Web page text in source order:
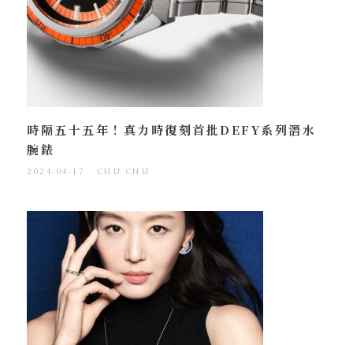
時隔五十五年！真力時復刻首批DEFY系列潛水
腕錶
2024-04-17 CHU CHU